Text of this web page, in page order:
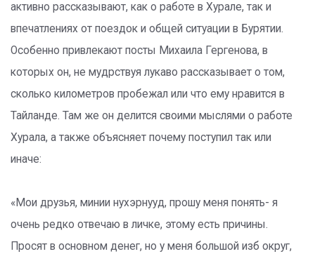
активно рассказывают, как о работе в Хурале, так и
впечатлениях от поездок и общей ситуации в Бурятии.
Особенно привлекают посты Михаила Гергенова, в
которых он, не мудрствуя лукаво рассказывает о том,
сколько километров пробежал или что ему нравится в
Тайланде. Там же он делится своими мыслями о работе
Хурала, а также объясняет почему поступил так или
иначе:
«Мои друзья, минии нухэрнууд, прошу меня понять- я
очень редко отвечаю в личке, этому есть причины.
Просят в основном денег, но у меня большой изб округ,